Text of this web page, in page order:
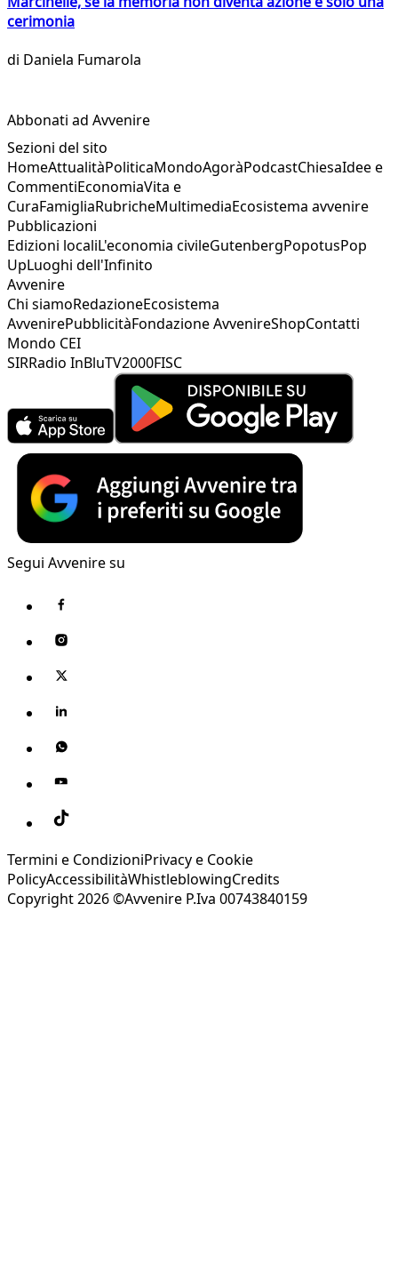
cerimonia
di Daniela Fumarola
Abbonati ad Avvenire
Sezioni del sito
HomeAttualitàPoliticaMondoAgoràPodcastChiesaIdee e
CommentiEconomiaVita e
CuraFamigliaRubricheMultimediaEcosistema avvenire
Pubblicazioni
Edizioni localiL'economia civileGutenbergPopotusPop
UpLuoghi dell'Infinito
Avvenire
Chi siamoRedazioneEcosistema
AvvenirePubblicitàFondazione AvvenireShopContatti
Mondo CEI
SIRRadio InBluTV2000FISC
Segui Avvenire su
Termini e CondizioniPrivacy e Cookie
PolicyAccessibilitàWhistleblowingCredits
Copyright 2026 ©Avvenire P.Iva 00743840159